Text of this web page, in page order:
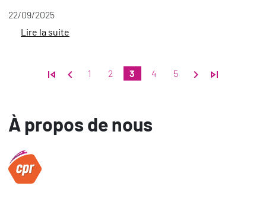
22/09/2025
Lire la suite
Page
1 Page
2 Page actuelle
3 Page
4 Page
5
À propos de nous